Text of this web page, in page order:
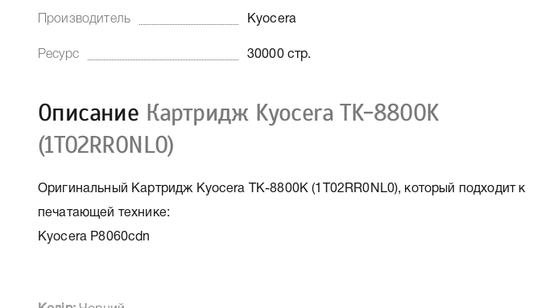
Производитель Kyocera
Ресурс 30000 стр.
Описание Картридж Kyocera TK-8800K
(1T02RR0NL0)
Оригинальный Картридж Kyocera TK-8800K (1T02RR0NL0), который подходит к
печатающей технике:
Kyocera P8060cdn